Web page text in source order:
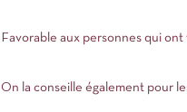
Favorable aux personnes qui
On la conseille également pour